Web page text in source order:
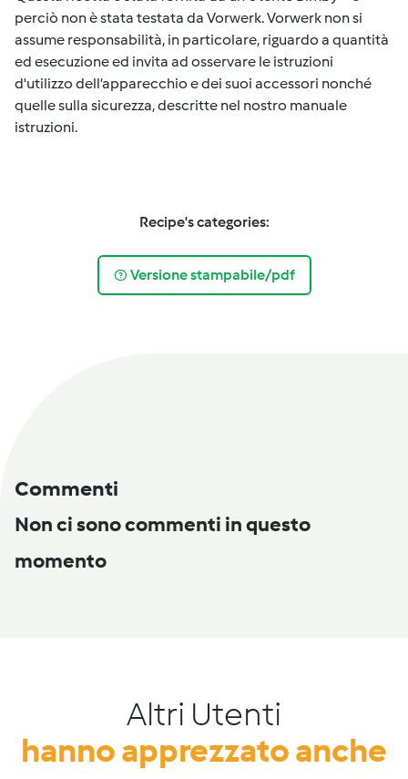
perciò non è stata testata da Vorwerk. Vorwerk non si
assume responsabilità, in particolare, riguardo a quantità
ed esecuzione ed invita ad osservare le istruzioni
d'utilizzo dell’apparecchio e dei suoi accessori nonché
quelle sulla sicurezza, descritte nel nostro manuale
istruzioni.
Recipe's categories:
Versione stampabile/pdf
Commenti
Non ci sono commenti in questo
momento
Altri Utenti
hanno apprezzato anche